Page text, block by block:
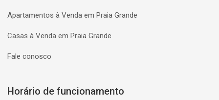
Apartamentos à Venda em Praia Grande
Casas à Venda em Praia Grande
Fale conosco
Horário de funcionamento